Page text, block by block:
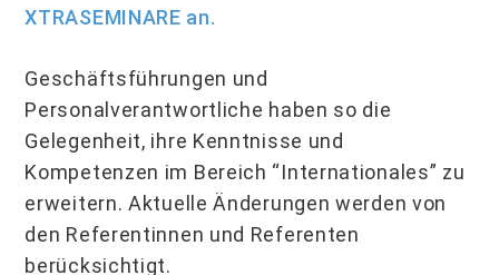
XTRASEMINARE an.
Geschäftsführungen und
Personalverantwortliche haben so die
Gelegenheit, ihre Kenntnisse und
Kompetenzen im Bereich “Internationales” zu
erweitern. Aktuelle Änderungen werden von
den Referentinnen und Referenten
berücksichtigt.